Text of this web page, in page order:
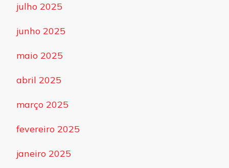
julho 2025
junho 2025
maio 2025
abril 2025
março 2025
fevereiro 2025
janeiro 2025